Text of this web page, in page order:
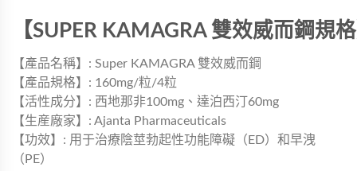
【SUPER KAMAGRA 雙效威而鋼規
【產品名稱】: Super KAMAGRA 雙效威而鋼
【產品規格】: 160mg/粒/4粒
【活性成分】: 西地那非100mg、達泊西汀60mg
【生産廠家】: Ajanta Pharmaceuticals
【功效】: 用于治療陰莖勃起性功能障礙（ED）和早洩
（PE）